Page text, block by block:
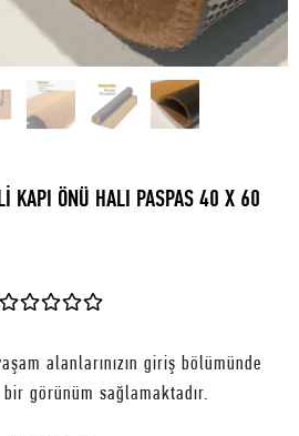
KAPI ÖNÜ HALI PASPAS 40 X 60
alanlarınızın giriş bölümünde
görünüm sağlamaktadır.